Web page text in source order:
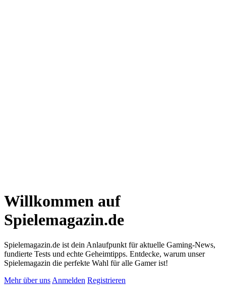
Willkommen auf
Spielemagazin.de
Spielemagazin.de ist dein Anlaufpunkt für aktuelle Gaming-News,
fundierte Tests und echte Geheimtipps. Entdecke, warum unser
Spielemagazin die perfekte Wahl für alle Gamer ist!
Mehr über uns Anmelden Registrieren